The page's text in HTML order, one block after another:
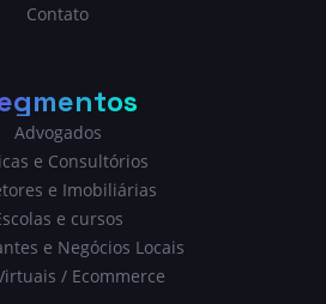
Contato
Advogados
e Consultórios
e Imobiliárias
e cursos
e Negócios Locais
/ Ecommerce